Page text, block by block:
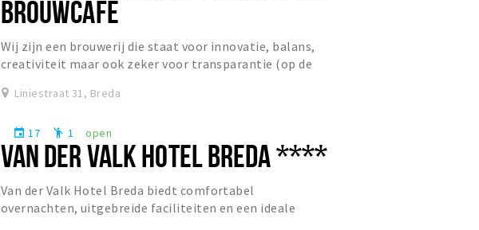
BROUWCAFÉ
Wij zijn een brouwerij die staat voor innovatie, balans,
creativiteit maar ook zeker voor transparantie (op de
Liniestraat 31, Breda
event 17 emoji_people 1 open
VAN DER VALK HOTEL BREDA ****
Van der Valk Hotel Breda biedt comfortabel
overnachten, uitgebreide faciliteiten en een ideale